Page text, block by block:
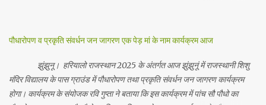
भाविक, लाडो, मीना, रेनू, निर्मला, दीक्षा, मनीषा आदि सभी परिवार जन उपस्थित रहे।
guarantee the information is 100% accurate
पौधारोपण व प्रकृति संवर्धन जन जागरण एक पेड़ मां के नाम कार्यक्रम आज
झुंझुनू। हरियालो राजस्थान 2025 के अंतर्गत आज झुंझुनूं में राजस्थानी शिशु
मंदिर विद्यालय के पास ग्राउंड में पौधारोपण तथा प्रकृति संवर्धन जन जागरण कार्यक्रम
होगा। कार्यक्रम के संयोजक रवि गुप्ता ने बताया कि इस कार्यक्रम में पांच सौ पौधो का